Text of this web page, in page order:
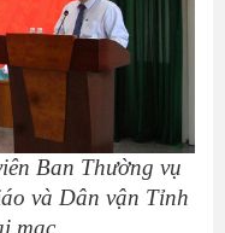
Ban Thường vụ
và Dân vận Tỉnh
mạc